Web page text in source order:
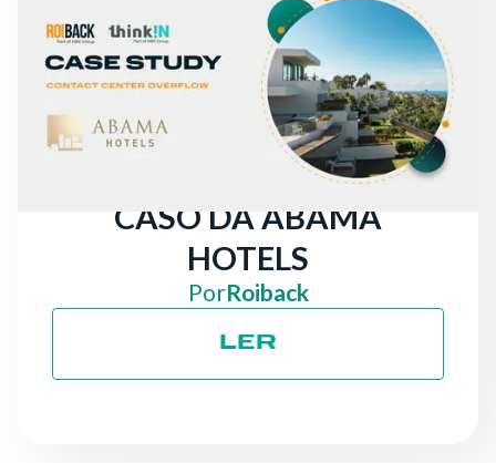
NOTÍCIAS
DE CHAMADAS
PERDIDAS A UM
AUMENTO DE +30% NAS
RECEITAS DIRETAS: O
CASO DA ABAMA
HOTELS
PorRoiback
LER